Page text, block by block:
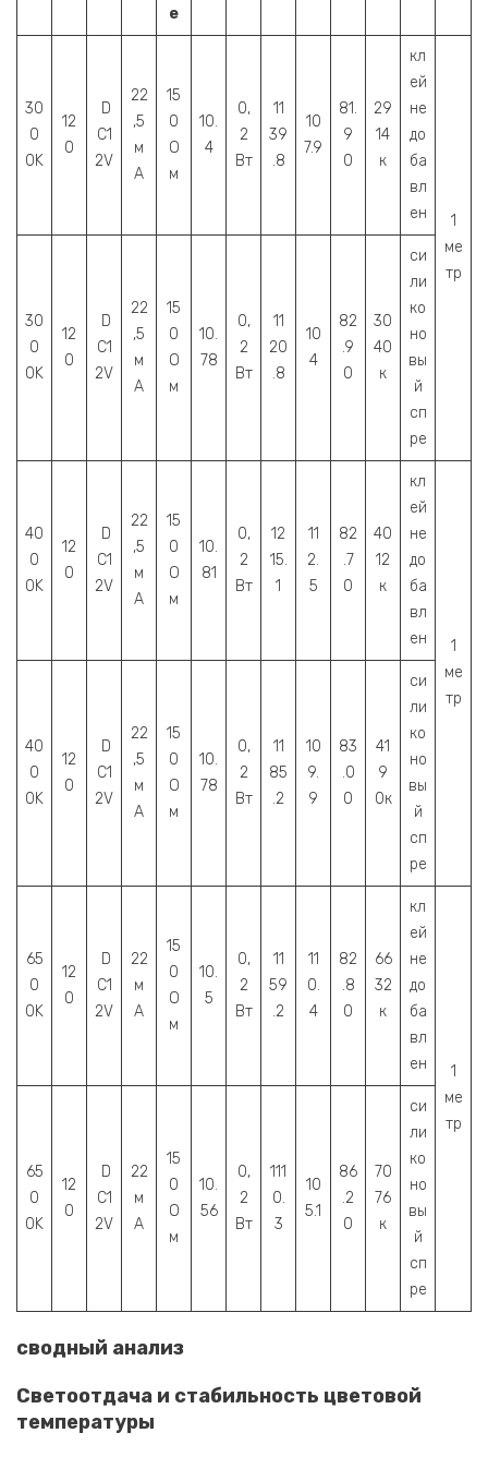
е
30
0
0K
12
0
D
C1
2V
22
,5
м
А
15
0
О
м
10.
4
0,
2
Вт
11
39
.8
10
7.9
81.
9
0
29
14
к
кл
ей
не
до
ба
вл
ен
1
ме
тр
30
0
0K
12
0
D
C1
2V
22
,5
м
А
15
0
О
м
10.
78
0,
2
Вт
11
20
.8
10
4
82
.9
0
30
40
к
си
ли
ко
но
вы
й
сп
ре
40
0
0K
12
0
D
C1
2V
22
,5
м
А
15
0
О
м
10.
81
0,
2
Вт
12
15.
1
11
2.
5
82
.7
0
40
12
к
кл
ей
не
до
ба
вл
ен
1
ме
тр
40
0
0K
12
0
D
C1
2V
22
,5
м
А
15
0
О
м
10.
78
0,
2
Вт
11
85
.2
10
9.
9
83
.0
0
41
9
0к
си
ли
ко
но
вы
й
сп
ре
65
0
0K
12
0
D
C1
2V
22
м
А
15
0
О
м
10.
5
0,
2
Вт
11
59
.2
11
0.
4
82
.8
0
66
32
к
кл
ей
не
до
ба
вл
ен
1
ме
тр
65
0
0K
12
0
D
C1
2V
22
м
А
15
0
О
м
10.
56
0,
2
Вт
111
0.
3
10
5.1
86
.2
0
70
76
к
си
ли
ко
но
вы
й
сп
ре
сводный анализ
Светоотдача и стабильность цветовой
температуры